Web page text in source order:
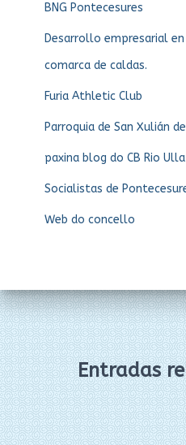
BNG Pontecesures
Desarrollo empresarial
comarca de caldas.
Furia Athletic Club
Parroquia de San Xulián
paxina blog do CB Rio Ulla
Socialistas de
Web do concello
Entradas